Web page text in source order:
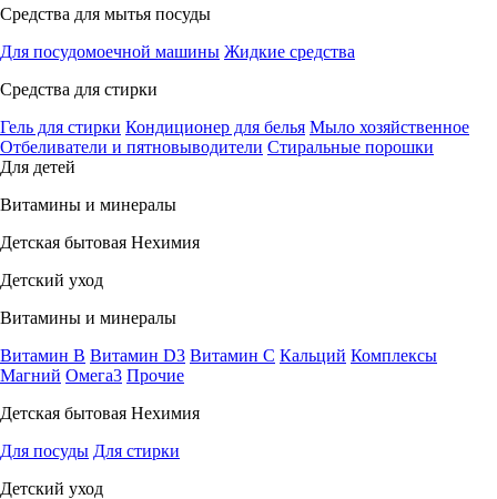
Средства для мытья посуды
Для посудомоечной машины Жидкие средства
Средства для стирки
Гель для стирки Кондиционер для белья Мыло хозяйственное
Отбеливатели и пятновыводители Стиральные порошки
Для детей
Витамины и минералы
Детская бытовая Нехимия
Детский уход
Витамины и минералы
Витамин В Витамин D3 Витамин С Кальций Комплексы
Магний Омега3 Прочие
Детская бытовая Нехимия
Для посуды Для стирки
Детский уход